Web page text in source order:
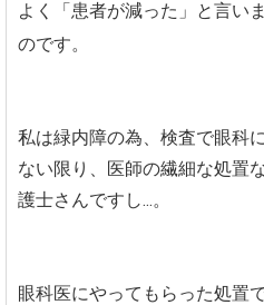
よく「患者が減った」と言い
のです。
私は緑内障の為、検査で眼科
ない限り、医師の繊細な処置
護士さんですし...。
眼科医にやってもらった処置